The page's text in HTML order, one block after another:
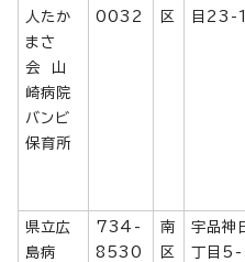
人たか
まさ
会 山
崎病院
バンビ
保育所
0032
区
目23-
県立広
島病
734-
8530
南
区
宇品神
丁目